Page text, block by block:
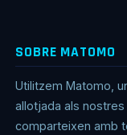
SOBRE MATOMO
Utilitzem Matomo,
allotjada als
comparteixen amb